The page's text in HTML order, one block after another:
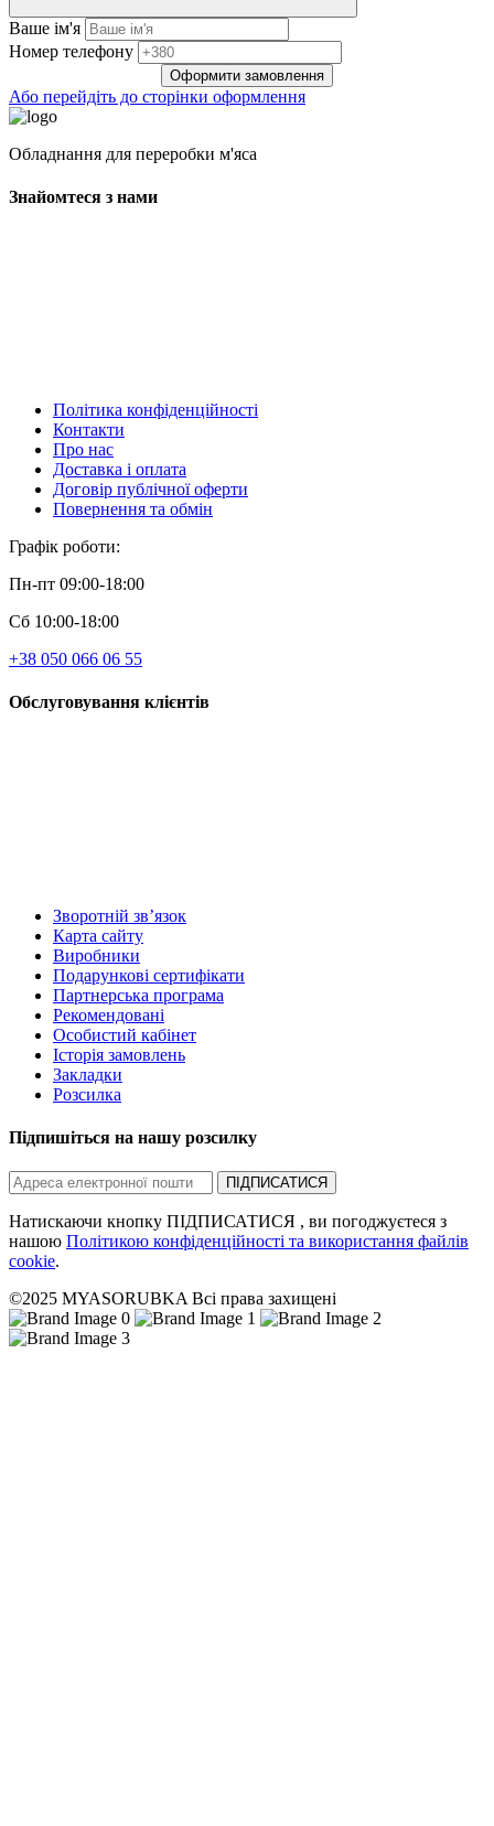
Ваше ім'я
Нoмep тeлeфoнy
Оформити замовлення
Або перейдіть до сторінки оформлення
Обладнання для переробки м'яса
Знайомтеся з нами
Політика конфіденційності
Контакти
Про нас
Доставка і оплата
Договір публічної оферти
Повернення та обмін
Графік роботи:
Пн-пт 09:00-18:00
Сб 10:00-18:00
+38 050 066 06 55
Обслуговування клієнтів
Зворотній зв’язок
Карта сайту
Виробники
Подарункові сертифікати
Партнерська програма
Рекомендовані
Особистий кабінет
Історія замовлень
Закладки
Розсилка
Підпишіться на нашу розсилку
ПІДПИСАТИСЯ
Натискаючи кнопку ПІДПИСАТИСЯ , ви погоджуєтеся з
нашою Політикою конфіденційності та використання файлів
cookie.
©2025 MYASORUBKA Всі права захищені